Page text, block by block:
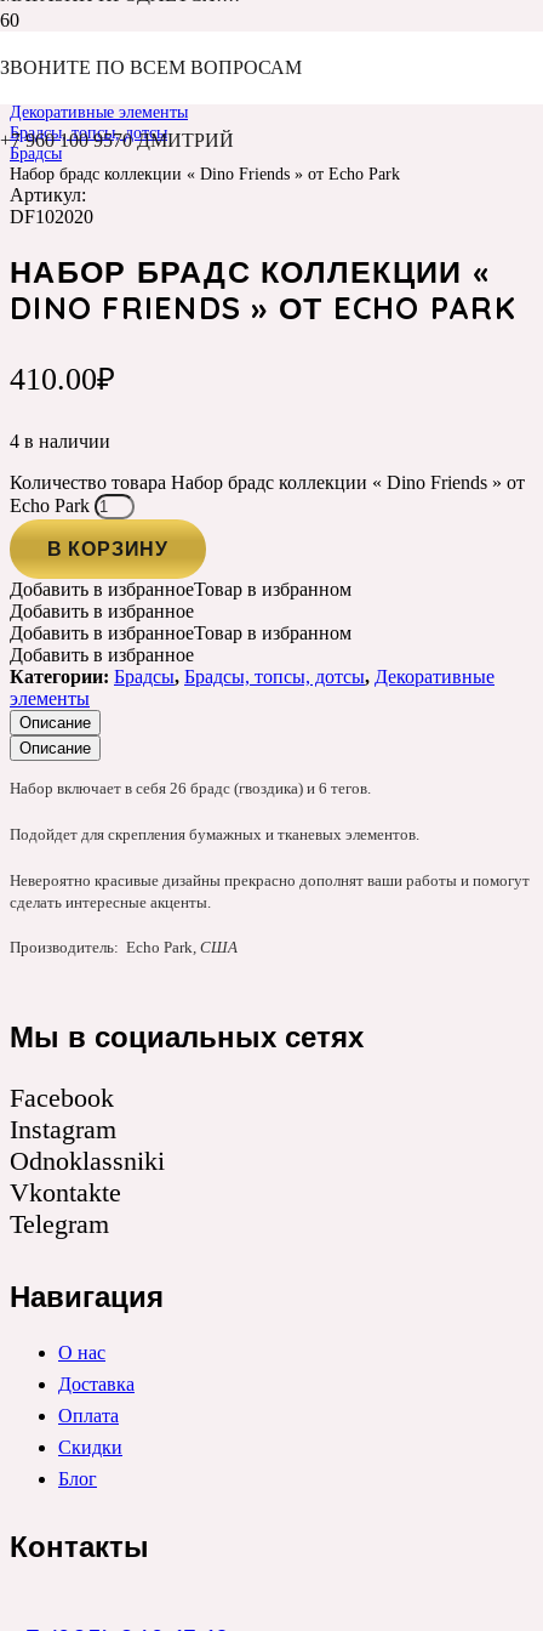
ЗВОНИТЕ ПО ВСЕМ ВОПРОСАМ
+7 960 100 9570 ДМИТРИЙ
Главная
Декоративные элементы
Брадсы, топсы, дотсы
Брадсы
Набор брадс коллекции « Dino Friends » от Echo Park
Артикул:
DF102020
НАБОР БРАДС КОЛЛЕКЦИИ «
DINO FRIENDS » ОТ ECHO PARK
410.00₽
4 в наличии
Количество товара Набор брадс коллекции « Dino Friends » от
Echo Park
В КОРЗИНУ
Добавить в избранноеТовар в избранном
Добавить в избранное
Добавить в избранноеТовар в избранном
Добавить в избранное
Категории: Брадсы, Брадсы, топсы, дотсы, Декоративные
элементы
Описание
Описание
Набор включает в себя 26 брадс (гвоздика) и 6 тегов.
Подойдет для скрепления бумажных и тканевых элементов.
Невероятно красивые дизайны прекрасно дополнят ваши работы и помогут
сделать интересные акценты.
Производитель: Echo Park , США
Мы в социальных сетях
Facebook
Instagram
Odnoklassniki
Vkontakte
Telegram
Навигация
О нас
Доставка
Оплата
Скидки
Блог
Контакты